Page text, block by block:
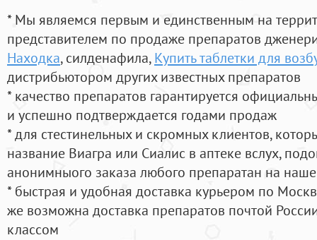
* Мы являемся первым и единственным на
представителем по продаже препаратов
Находка, силденафила, Купить таблетки для
дистрибьютором других известных препаратов
* качество препаратов гарантируется
и успешно подтверждается годами продаж
* для стестинельных и скромных клиентов,
название Виагра или Сиалис в аптеке вслух,
анонимныого заказа любого препаратан на
* быстрая и удобная доставка курьером по
же возможна доставка препаратов почтой
классом